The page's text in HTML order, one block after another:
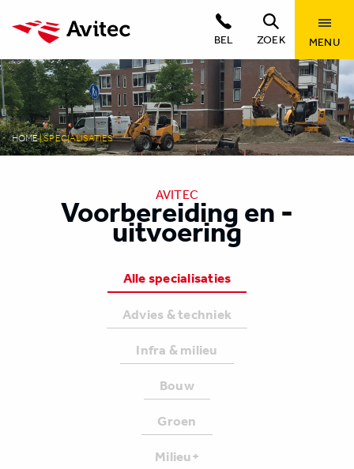
BEL ZOEK MENU
HOME|SPECIALISATIES
AVITEC
Voorbereiding en -
uitvoering
Alle specialisaties
Advies & techniek
Infra & milieu
Bouw
Groen
Milieu+